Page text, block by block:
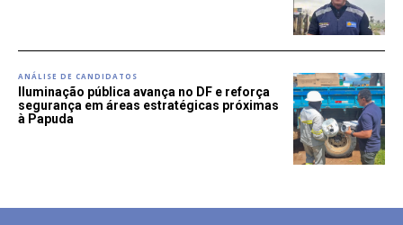
ANÁLISE DE CANDIDATOS
Iluminação pública avança no DF e reforça
segurança em áreas estratégicas próximas
à Papuda